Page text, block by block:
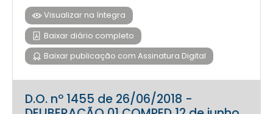
Visualizar na íntegra
Baixar diário completo
Baixar publicação com Assinatura Digital
D.O. nº 1455 de 26/06/2018 -